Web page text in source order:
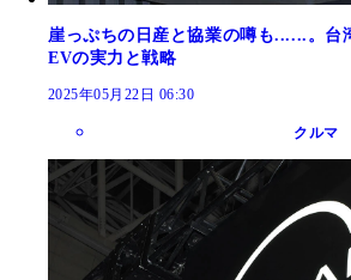
崖っぷちの日産と協業の噂も......。台
EVの実力と戦略
2025年05月22日 06:30
クルマ